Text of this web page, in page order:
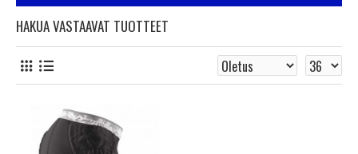
HAKUA VASTAAVAT TUOTTEET